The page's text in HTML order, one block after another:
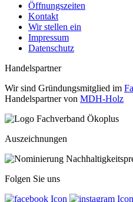
Öffnungszeiten
Kontakt
Wir stellen ein
Impressum
Datenschutz
Handelspartner
Wir sind Gründungsmitglied im
Handelspartner von MDH-Holz
Auszeichnungen
Folgen Sie uns